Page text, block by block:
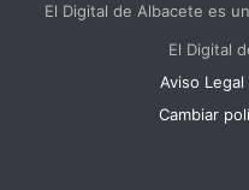
El Digital de Albacete es
El Digital
Aviso Legal
Cambiar